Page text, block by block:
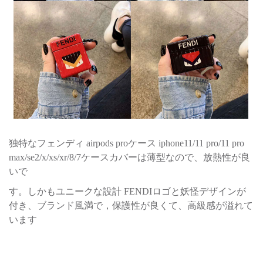
独特なフェンディ airpods proケース iphone11/11 pro/11 pro
max/se2/x/xs/xr/8/7ケースカバーは薄型なので、放熱性が良
いで
す。しかもユニークな設計 FENDIロゴと妖怪デザインが
付き、ブランド風満で，保護性が良くて、高級感が溢れて
います